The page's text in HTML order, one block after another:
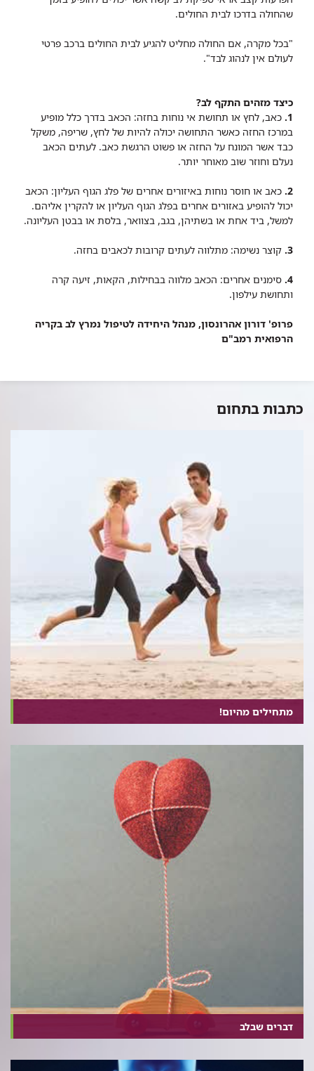
שהחולה בדרכו לבית החולים.
"בכל מקרה, אם החולה מחליט להגיע לבית החולים ברכב פרטי
לעולם אין לנהוג לבד".
כיצד מזהים התקף לב?
1. כאב, לחץ או תחושת אי נוחות בחזה: הכאב בדרך כלל מופיע
במרכז החזה כאשר התחושה יכולה להיות של לחץ, שריפה, משקל
כבד אשר המונח על החזה או פשוט הרגשת כאב. לעתים הכאב
נעלם וחוזר שוב מאוחר יותר.
2. כאב או חוסר נוחות באיזורים אחרים של פלג הגוף העליון: הכאב
יכול להופיע באזורים אחרים בפלג הגוף העליון או להקרין אליהם.
למשל, ביד אחת או בשתיהן, בגב, בצוואר, בלסת או בבטן העליונה.
3. קוצר נשימה: מתלווה לעתים קרובות לכאבים בחזה.
4. סימנים אחרים: הכאב מלווה בבחילות, הקאות, זיעה קרה
ותחושת עילפון.
פרופ' דורון אהרונסון, מנהל היחידה לטיפול נמרץ לב בקריה
הרפואית רמב"ם​
כתבות בתחום
מתחילים מהיום!
דברים שבלב